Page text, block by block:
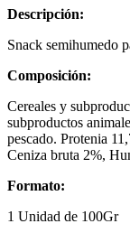
Descripción:
Snack semihumedo
Composición:
Cereales y
subproductos
pescado. Protenia
Ceniza bruta 2%,
Formato:
1 Unidad de 100Gr